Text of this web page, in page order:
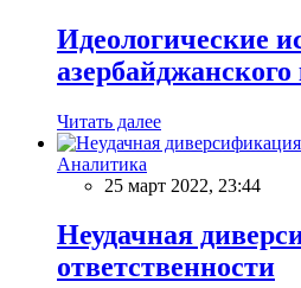
Идеологические
Читать далее
Аналитика
25 март 2022, 23:44
Неудачная
ответственности